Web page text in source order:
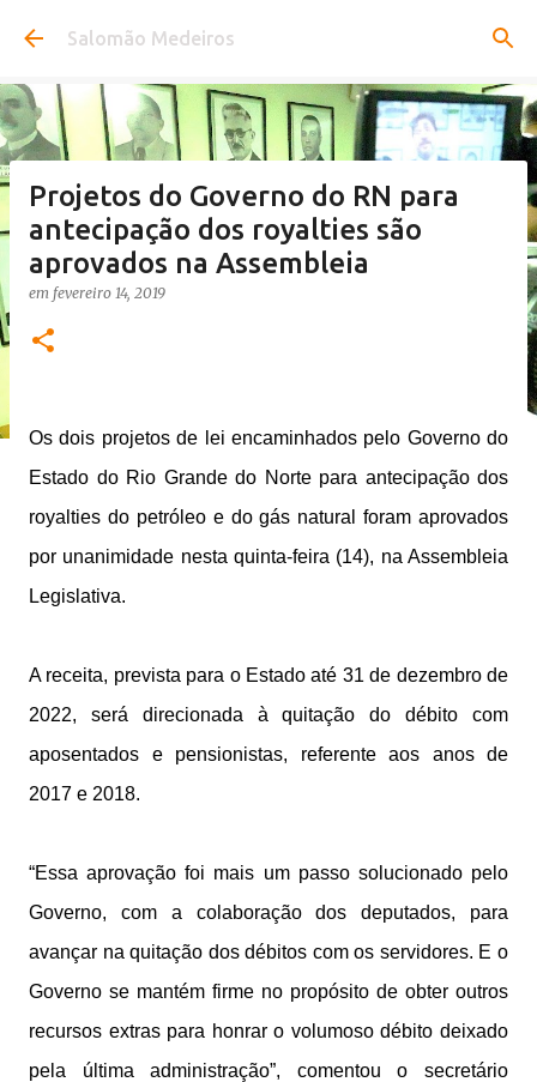
Pular para o conteúdo principal
Salomão Medeiros
Projetos do Governo do RN para
antecipação dos royalties são
aprovados na Assembleia
em fevereiro 14, 2019
Os dois projetos de lei encaminhados pelo Governo do
Estado do Rio Grande do Norte para antecipação dos
royalties do petróleo e do gás natural foram aprovados
por unanimidade nesta quinta-feira (14), na Assembleia
Legislativa.
A receita, prevista para o Estado até 31 de dezembro de
2022, será direcionada à quitação do débito com
aposentados e pensionistas, referente aos anos de
2017 e 2018.
“Essa aprovação foi mais um passo solucionado pelo
Governo, com a colaboração dos deputados, para
avançar na quitação dos débitos com os servidores. E o
Governo se mantém firme no propósito de obter outros
recursos extras para honrar o volumoso débito deixado
pela última administração”, comentou o secretário